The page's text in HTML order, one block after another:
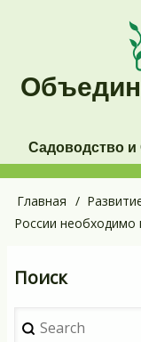
содержанию
Садоводство
Основная
навигация
Строка
Главная
России необходимо
Поиск
Search